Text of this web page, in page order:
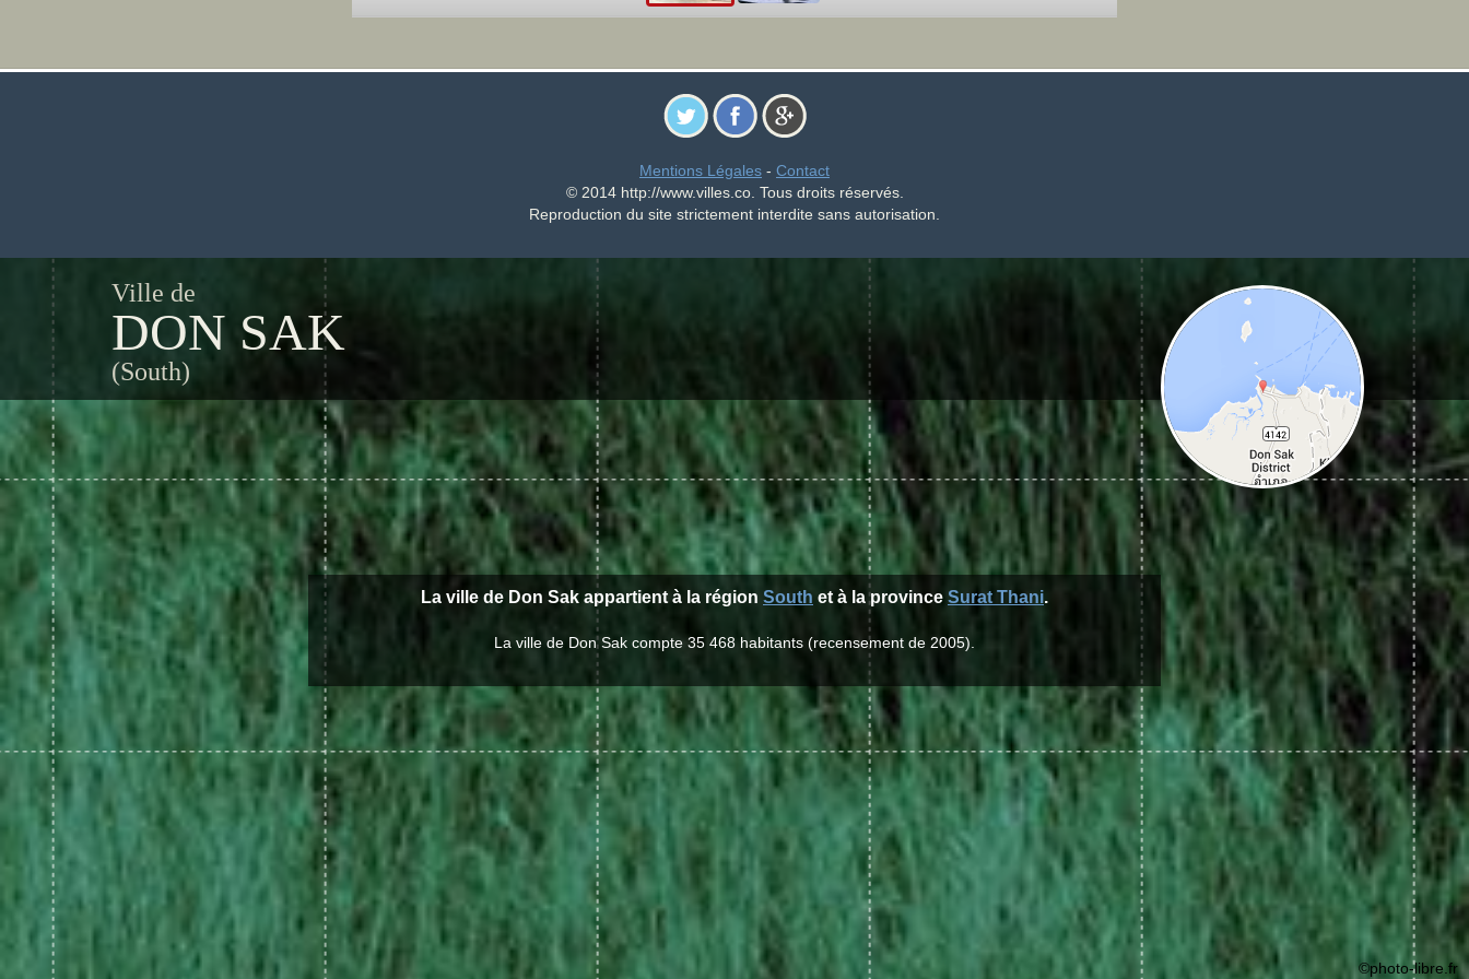
Mentions Légales - Contact
© 2014 http://www.villes.co. Tous droits réservés.
Reproduction du site strictement interdite sans autorisation.
Ville de
DON SAK
(South)
La ville de Don Sak appartient à la région South et à la province Surat Thani.
La ville de Don Sak compte 35 468 habitants (recensement de 2005).
©photo-libre.fr